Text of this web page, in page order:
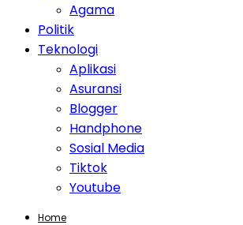
Agama
Politik
Teknologi
Aplikasi
Asuransi
Blogger
Handphone
Sosial Media
Tiktok
Youtube
Home